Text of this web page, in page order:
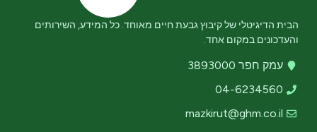
הבית הדיגיטלי של קיבוץ גבעת חיים מאוחד. כל המידע, השירותים
והעדכונים במקום אחד.
עמק חפר 3893000
04-6234560
mazkirut@ghm.co.il